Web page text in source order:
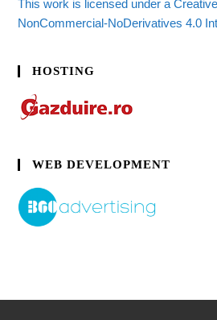
This work is licensed under a
NonCommercial-NoDerivatives 4.0
HOSTING
WEB DEVELOPMENT